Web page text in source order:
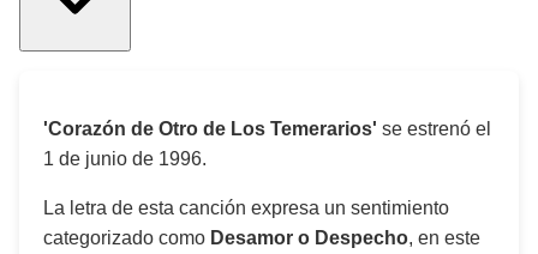
'Corazón de Otro de Los Temerarios' se estrenó el
1 de junio de 1996.
La letra de esta canción expresa un sentimiento
categorizado como Desamor o Despecho, en este